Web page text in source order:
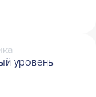
уровень